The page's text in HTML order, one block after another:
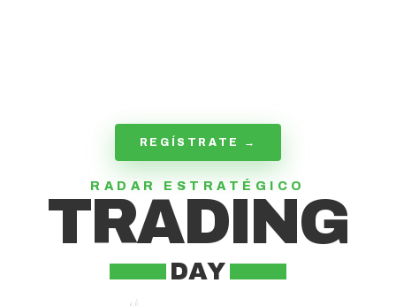
REGÍSTRATE →
RADAR ESTRATÉGICO
TRADING
DAY